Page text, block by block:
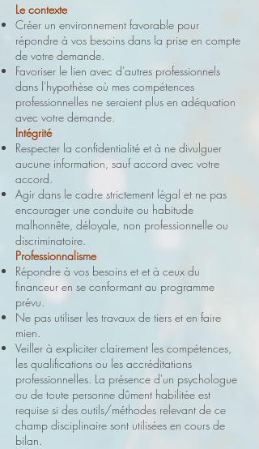
Le contexte
Créer un environnement favorable pour
répondre à vos besoins dans la prise en compte
de votre demande.
Favoriser le lien avec d'autres professionnels
dans l'hypothèse où mes compétences
professionnelles ne seraient plus en adéquation
avec votre demande.
Intégrité
Respecter la confidentialité et à ne divulguer
aucune information, sauf accord avec votre
accord.
Agir dans le cadre strictement légal et ne pas
encourager une conduite ou habitude
malhonnête, déloyale, non professionnelle ou
discriminatoire.
Professionnalisme
Répondre à vos besoins et et à ceux du
financeur en se conformant au programme
prévu.
Ne pas utiliser les travaux de tiers et en faire
mien.
Veiller à expliciter clairement les compétences,
les qualifications ou les accréditations
professionnelles. La présence d'un psychologue
ou de toute personne dûment habilitée est
requise si des outils/méthodes relevant de ce
champ disciplinaire sont utilisées en cours de
bilan.